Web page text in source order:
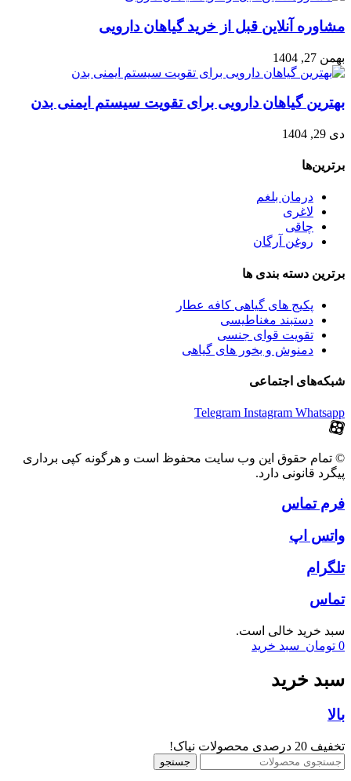
مشاوره آنلاین قبل از خرید گیاهان دارویی
بهمن 27, 1404
بهترین گیاهان دارویی برای تقویت سیستم ایمنی بدن
دی 29, 1404
برترین‌ها
درمان بلغم
لاغری
چاقی
روغن آرگان
برترین‌ دسته بندی ها
پکیج های گیاهی کافه عطار
دستبند مغناطیسی
تقویت قوای جنسی
دمنوش و بخور های گیاهی
شبکه‌های اجتماعی
Telegram Instagram Whatsapp
© تمام حقوق این وب سایت محفوظ است و هرگونه کپی برداری
پیگرد قانونی دارد.
فرم تماس
واتس اپ
تلگرام
تماس
سبد خرید خالی است.
0 تومان سبد خرید
سبد خرید
بالا
تخفیف 20 درصدی محصولات نیاک!
جستجو